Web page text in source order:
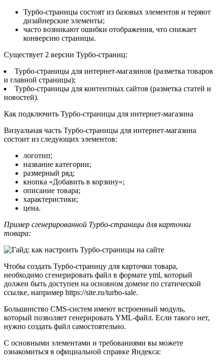
Турбо-страницы состоят из базовых элементов и теряют
дизайнерские элементы;
часто возникают ошибки отображения, что снижает
конверсию страницы.
Существует 2 версии Турбо-страниц:
Турбо-страницы для интернет-магазинов (разметка товаров
и главной страницы);
Турбо-страницы для контентных сайтов (разметка статей и
новостей).
Как подключить Турбо-страницы для интернет-магазина
Визуальная часть Турбо-страницы для интернет-магазина
состоит из следующих элементов:
логотип;
название категории;
размерный ряд;
кнопка «Добавить в корзину»;
описание товара;
характеристики;
цена.
Пример сгенерированной Турбо-страницы для карточки
товара:
Чтобы создать Турбо-страницу для карточки товара,
необходимо сгенерировать файл в формате yml, который
должен быть доступен на основном домене по статической
ссылке, например https://site.ru/turbo-sale.
Большинство CMS-систем имеют встроенный модуль,
который позволяет генерировать YML-файл. Если такого нет,
нужно создать файл самостоятельно.
С основными элементами и требованиями вы можете
ознакомиться в официальной справке Яндекса: